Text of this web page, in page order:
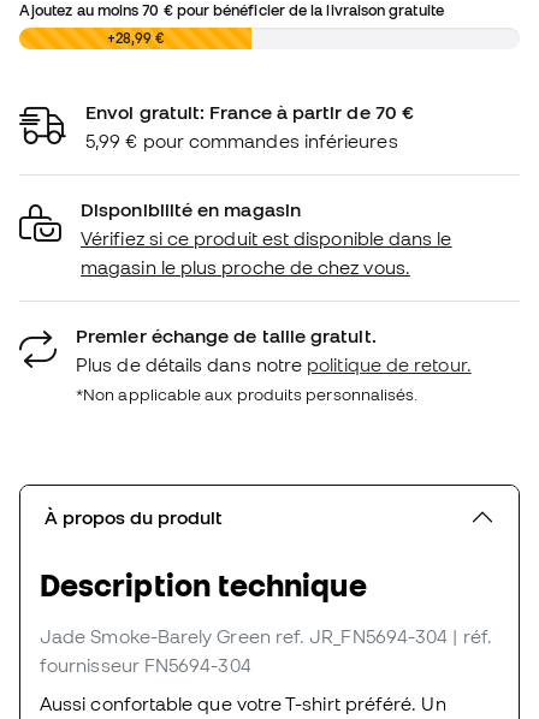
Ajoutez au moins70 €pour bénéficier de la livraison gratuite
0,00 € +28,99 €
Envoi gratuit: France à partir de 70 €
5,99 € pour commandes inférieures
Disponibilité en magasin
Vérifiez si ce produit est disponible dans le
magasin le plus proche de chez vous.
Premier échange de taille gratuit.
Plus de détails dans notre politique de retour.
*Non applicable aux produits personnalisés.
À propos du produit
Description technique
Jade Smoke-Barely Green ref. JR_FN5694-304 | réf.
fournisseur FN5694-304
Aussi confortable que votre T-shirt préféré. Un